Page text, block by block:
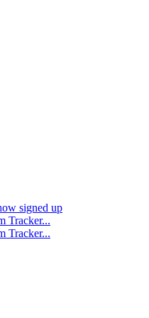
signed up
Tracker...
Tracker...